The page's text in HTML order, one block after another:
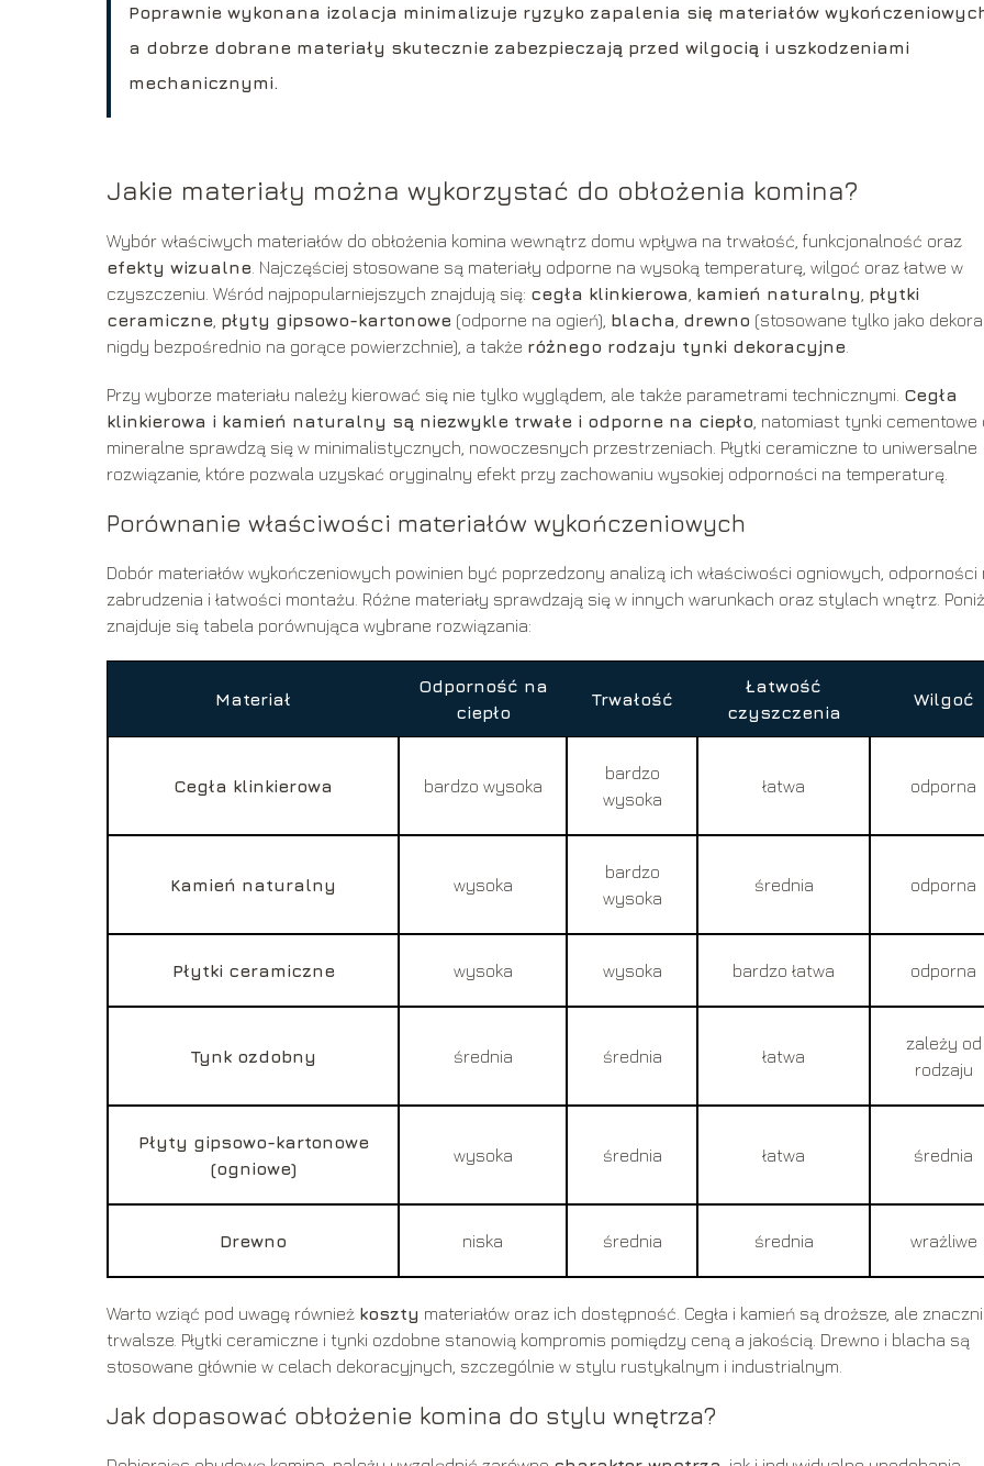
Poprawnie wykonana izolacja minimalizuje ryzyko zapalenia się materiałów
a dobrze dobrane materiały skutecznie zabezpieczają przed wilgocią i uszkodzeniami
mechanicznymi.
Jakie materiały można wykorzystać do obłożenia komina?
Wybór właściwych materiałów do obłożenia komina wewnątrz domu wpływa na trwałość, funkcjonalność oraz
efekty wizualne . Najczęściej stosowane są materiały odporne na wysoką temperaturę, wilgoć oraz łatwe w
czyszczeniu. Wśród najpopularniejszych znajdują się: cegła klinkierowa kamień naturalny płytki
ceramiczne płyty gipsowo-kartonowe (odporne na ogień), blacha drewno (stosowane tylko jako
nigdy bezpośrednio na gorące powierzchnie), a także różnego rodzaju tynki dekoracyjne
Przy wyborze materiału należy kierować się nie tylko wyglądem, ale także parametrami technicznymi. Cegła
klinkierowa i kamień naturalny są niezwykle trwałe i odporne na ciepło , natomiast tynki cementowe
mineralne sprawdzą się w minimalistycznych, nowoczesnych przestrzeniach. Płytki ceramiczne to uniwersalne
rozwiązanie, które pozwala uzyskać oryginalny efekt przy zachowaniu wysokiej odporności na temperaturę.
Porównanie właściwości materiałów wykończeniowych
Dobór materiałów wykończeniowych powinien być poprzedzony analizą ich właściwości ogniowych, odporności
zabrudzenia i łatwości montażu. Różne materiały sprawdzają się w innych warunkach oraz stylach wnętrz.
znajduje się tabela porównująca wybrane rozwiązania:
Materiał
Odporność na
ciepło
Trwałość
Łatwość
czyszczenia
Wilgoć
Cegła klinkierowa bardzo wysoka
bardzo
wysoka
łatwa odporna
Kamień naturalny wysoka
bardzo
wysoka
średnia odporna
Płytki ceramiczne wysoka wysoka bardzo łatwa odporna
Tynk ozdobny średnia średnia łatwa
zależy od
rodzaju
Płyty gipsowo-kartonowe
(ogniowe)
wysoka średnia łatwa średnia
Drewno niska średnia średnia wrażliwe
Warto wziąć pod uwagę również koszty materiałów oraz ich dostępność. Cegła i kamień są droższe, ale
trwalsze. Płytki ceramiczne i tynki ozdobne stanowią kompromis pomiędzy ceną a jakością. Drewno i blacha są
stosowane głównie w celach dekoracyjnych, szczególnie w stylu rustykalnym i industrialnym.
Jak dopasować obłożenie komina do stylu wnętrza?